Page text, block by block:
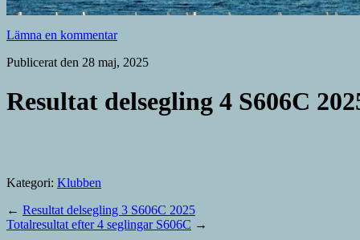
Lämna en kommentar
Publicerat den 28 maj, 2025
Resultat delsegling 4 S606C
Kategori: Klubben
← Resultat delsegling 3 S606C 2025
Totalresultat efter 4 seglingar S606C →